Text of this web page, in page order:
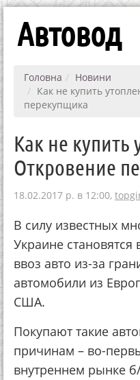
Автовод
Головна
Новини
Как не купить
перекупщика
Как не
Откровение
18.02.2017 р. в 12:00,
В силу известных
Украине
ввоз авто из-за
автомобили из
США.
Покупают такие
причинам – во-
внутреннем рынке